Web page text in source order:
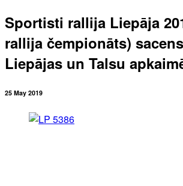
Sportisti rallija Liepāja
rallija čempionāts)
Liepājas un Talsu
25 May 2019